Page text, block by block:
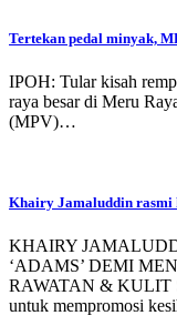
Tertekan pedal minyak,
IPOH: Tular kisah
raya besar di Meru
(MPV)…
Khairy Jamaluddin rasmi
KHAIRY
‘ADAMS’ DEMI
RAWATAN & KULIT
untuk mempromosi